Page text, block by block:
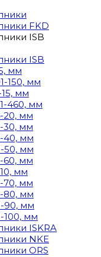
FKD
ISB
ISB
мм
150, мм
мм
460, мм
20, мм
30, мм
40, мм
50, мм
60, мм
мм
70, мм
80, мм
90, мм
мм
ISKRA
NKE
ORS